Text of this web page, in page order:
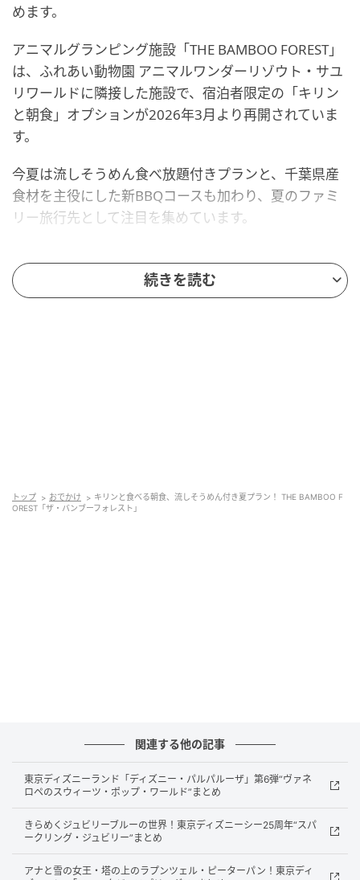
めます。
アニマルグランピング施設「THE BAMBOO FOREST」
は、ふれあい動物園 アニマルワンダーリゾウト・サユ
リワールドに隣接した施設で、宿泊者限定の「キリン
と朝食」オプションが2026年3月より再開されていま
す。
今夏は流しそうめん食べ放題付きプランと、千葉県産
食材を主役にした新BBQコースも加わり、夏のファミ
リー旅行先として注目を集めています。
THE BAMBOO FOREST「ザ・バンブーフォ
レスト」
Instagram：the_bambooforest
THE BAMBOO FORESTは、東京から約1時間でアクセ
スできる千葉県市原市のグランピング施設です。
ふれあい動物園 アニマルワンダーリゾウト・サユリワ
ールド（市原ぞうの国）に隣接しており、宿泊プラン
続きを読む
トップ おでかけ
キリンと食べる朝食、流しそうめん付き夏プラン！ THE BAMBOO F
OREST「ザ・バンブーフォレスト」
関連する他の記事
東京ディズニーランド「ディズニー・パルパルーザ」第6弾“ヴァネ
ロペのスウィーツ・ポップ・ワールド”まとめ
きらめくジュビリーブルーの世界！東京ディズニーシー25周年“スパ
ークリング・ジュビリー”まとめ
アナと雪の女王・塔の上のラプンツェル・ピーターパン！東京ディ